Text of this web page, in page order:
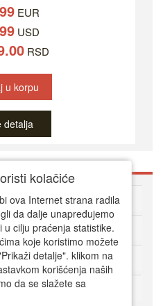
EUR
USD
RSD
u korpu
detalja
kolačiće
ova Internet strana radila
da dalje unapređujemo
cilju praćenja statistike.
koje koristimo možete
detalje". klikom na
korišćenja naših
da se slažete sa